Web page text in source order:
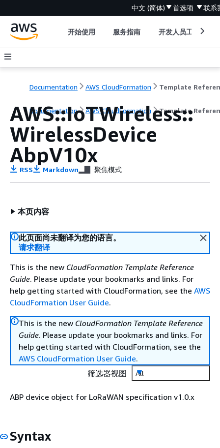
中文 (简体) 首选项 联系
开始使用 服务指南 开发人员工具
Documentation AWS CloudFormation Template
Documentation AWS CloudFormation Template
AWS::IoTWireless::
WirelessDevice
AbpV10x
RSS Markdown 聚焦模式
本页内容
此页面尚未翻译为您的语言。
请求翻译
This is the new CloudFormation Template Reference
Guide. Please update your bookmarks and links. For
help getting started with CloudFormation, see the AWS
CloudFormation User Guide.
This is the new CloudFormation Template Reference
Guide. Please update your bookmarks and links. For
help getting started with CloudFormation, see the
AWS CloudFormation User Guide.
筛选器视图
All
ABP device object for LoRaWAN specification v1.0.x
Syntax